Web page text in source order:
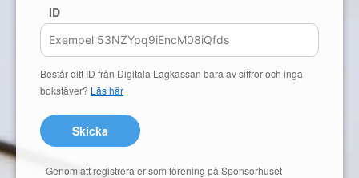
ID
Består ditt ID från Digitala Lagkassan bara av siffror och inga
bokstäver? Läs här
Skicka
Genom att registrera er som förening på Sponsorhuset